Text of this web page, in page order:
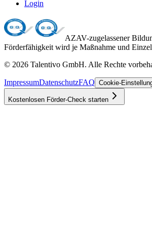
Login
AZAV-zugelassener
Förderfähigkeit wird je Maßnahme und
© 2026 Talentivo GmbH. Alle Rechte
ImpressumDatenschutzFAQ Cookie-
Kostenlosen Förder-Check starten